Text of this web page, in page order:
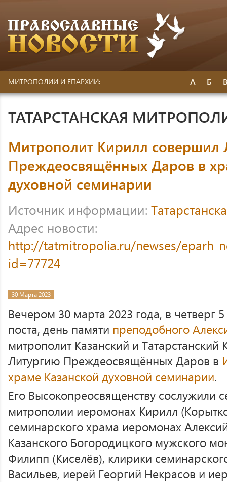
МИТРОПОЛИИ И ЕПАРХИИ: А Б
ТАТАРСТАНСКАЯ
Митрополит Кирилл совершил
Преждеосвящённых Даров в
духовной семинарии
Источник информации:
Адрес новости:
http://tatmitropolia.ru/newses/
id=77724
30 Марта 2023
Вечером 30 марта 2023 года, в четверг
поста, день памяти преподобного
митрополит Казанский и
Литургию Преждеосвящённых Даров в
храме Казанской духовной семинарии.
Его Высокопреосвященству сослужили
митрополии иеромонах Кирилл
семинарского храма иеромонах
Казанского Богородицкого мужского
Филипп (Киселёв), клирики
Васильев, иерей Георгий Некрасов и